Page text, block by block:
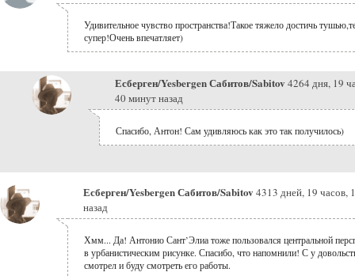
Удивительное чувство пространства!Такое тяжело достичь
супер!Очень впечатляет)
Есберген/Yesbergen Сабитов/Sabitov 4264 дня, 19
40 минут назад
Спасибо, Антон! Сам удивляюсь как это так получилось)
Есберген/Yesbergen Сабитов/Sabitov 4313 дней, 19 часов,
назад
Хмм... Да! Антонио Сант’Элиа тоже пользовался центральной
в урбанистическим рисунке. Спасибо, что напомнили! С у
смотрел и буду смотреть его работы.